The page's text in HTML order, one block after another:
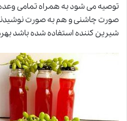
توصیه می شود به همراه تمامی وعده
صورت چاشنی و هم به صورت
شیرین کننده استفاده شده باشد